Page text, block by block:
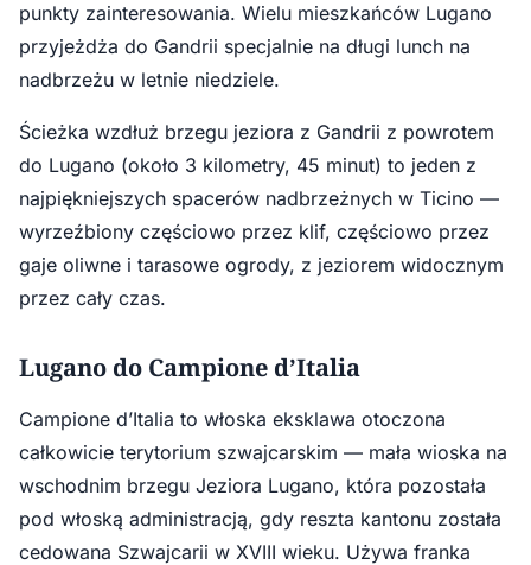
punkty zainteresowania. Wielu mieszkańców Lugano
przyjeżdża do Gandrii specjalnie na długi lunch na
nadbrzeżu w letnie niedziele.
Ścieżka wzdłuż brzegu jeziora z Gandrii z powrotem
do Lugano (około 3 kilometry, 45 minut) to jeden z
najpiękniejszych spacerów nadbrzeżnych w Ticino —
wyrzeźbiony częściowo przez klif, częściowo przez
gaje oliwne i tarasowe ogrody, z jeziorem widocznym
przez cały czas.
Lugano do Campione d’Italia
Campione d’Italia to włoska eksklawa otoczona
całkowicie terytorium szwajcarskim — mała wioska na
wschodnim brzegu Jeziora Lugano, która pozostała
pod włoską administracją, gdy reszta kantonu została
cedowana Szwajcarii w XVIII wieku. Używa franka